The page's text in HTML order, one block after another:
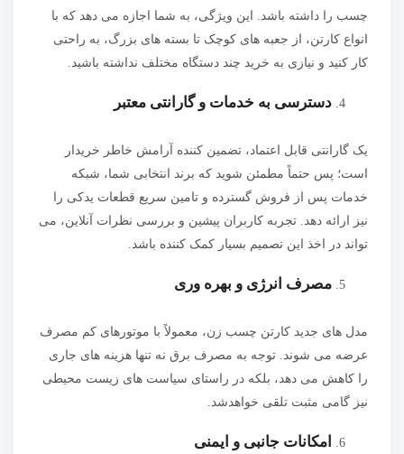
چسب را داشته باشد. این ویژگی، به شما اجازه می دهد که با
انواع کارتن، از جعبه های کوچک تا بسته های بزرگ، به راحتی
کار کنید و نیازی به خرید چند دستگاه مختلف نداشته باشید.
دسترسی به خدمات و گارانتی معتبر
یک گارانتی قابل اعتماد، تضمین کننده آرامش خاطر خریدار
است؛ پس حتماً مطمئن شوید که برند انتخابی شما، شبکه
خدمات پس از فروش گسترده و تامین سریع قطعات یدکی را
نیز ارائه دهد. تجربه کاربران پیشین و بررسی نظرات آنلاین، می
تواند در اخذ این تصمیم بسیار کمک کننده باشد.
مصرف انرژی و بهره وری
مدل های جدید کارتن چسب زن، معمولاً با موتورهای کم مصرف
عرضه می شوند. توجه به مصرف برق نه تنها هزینه های جاری
را کاهش می دهد، بلکه در راستای سیاست های زیست محیطی
نیز گامی مثبت تلقی خواهدشد.
امکانات جانبی و ایمنی